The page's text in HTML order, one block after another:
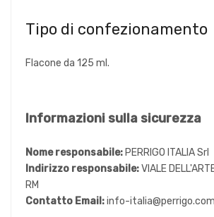
Tipo di confezionamento
Flacone da 125 ml.
Informazioni sulla sicurezza
Nome responsabile: PERRIGO ITALIA Srl
Indirizzo responsabile:VIALE
RM
Contatto Email:info-italia@perrigo.com